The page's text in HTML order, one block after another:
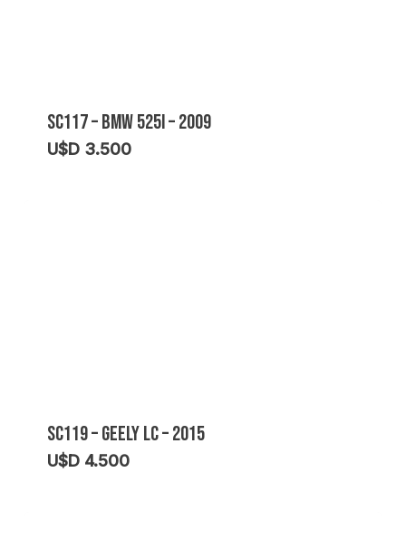
SC117 – BMW 525I – 2009
U$D 3.500
SC119 – GEELY LC – 2015
U$D 4.500